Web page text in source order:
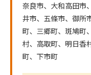
奈良市、大和高田市
井市、五條市、御所
町、三郷町、斑鳩町
村、高取町、明日香
町、下市町